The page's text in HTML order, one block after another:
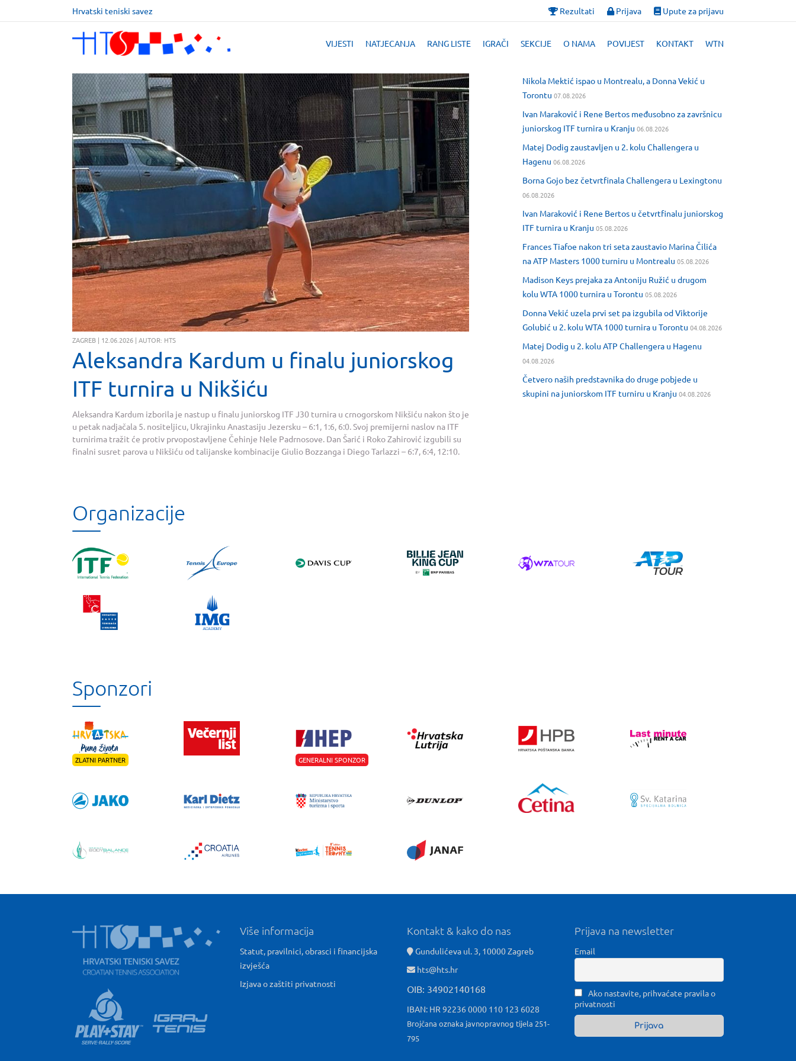
Hrvatski teniski savez Rezultati Prijava Upute za prijavu
VIJESTI NATJECANJA RANG LISTE IGRAČI SEKCIJE O NAMA POVIJEST KONTAKT WTN
ZAGREB | 12.06.2026 | AUTOR: HTS
Aleksandra Kardum u finalu juniorskog
ITF turnira u Nikšiću
Aleksandra Kardum izborila je nastup u finalu juniorskog ITF J30 turnira u crnogorskom Nikšiću nakon što je
u petak nadjačala 5. nositeljicu, Ukrajinku Anastasiju Jezersku – 6:1, 1:6, 6:0. Svoj premijerni naslov na ITF
turnirima tražit će protiv prvopostavljene Čehinje Nele Padrnosove. Dan Šarić i Roko Zahirović izgubili su
finalni susret parova u Nikšiću od talijanske kombinacije Giulio Bozzanga i Diego Tarlazzi – 6:7, 6:4, 12:10.
Nikola Mektić ispao u Montrealu, a Donna Vekić u
Torontu 07.08.2026
Ivan Maraković i Rene Bertos međusobno za završnicu
juniorskog ITF turnira u Kranju 06.08.2026
Matej Dodig zaustavljen u 2. kolu Challengera u
Hagenu 06.08.2026
Borna Gojo bez četvrtfinala Challengera u Lexingtonu
06.08.2026
Ivan Maraković i Rene Bertos u četvrtfinalu juniorskog
ITF turnira u Kranju 05.08.2026
Frances Tiafoe nakon tri seta zaustavio Marina Čilića
na ATP Masters 1000 turniru u Montrealu 05.08.2026
Madison Keys prejaka za Antoniju Ružić u drugom
kolu WTA 1000 turnira u Torontu 05.08.2026
Donna Vekić uzela prvi set pa izgubila od Viktorije
Golubić u 2. kolu WTA 1000 turnira u Torontu 04.08.2026
Matej Dodig u 2. kolu ATP Challengera u Hagenu
04.08.2026
Četvero naših predstavnika do druge pobjede u
skupini na juniorskom ITF turniru u Kranju 04.08.2026
Organizacije
Sponzori
ZLATNI PARTNER GENERALNI SPONZOR
Više informacija
Statut, pravilnici, obrasci i financijska
izvješća
Izjava o zaštiti privatnosti
Kontakt & kako do nas
Gundulićeva ul. 3, 10000 Zagreb
hts@hts.hr
OIB: 34902140168
IBAN: HR 92236 0000 110 123 6028
Brojčana oznaka javnopravnog tijela 251-
795
Prijava na newsletter
Email
Ako nastavite, prihvaćate pravila o
privatnosti